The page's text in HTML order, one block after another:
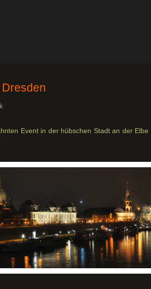
Event in der hübschen Stadt an der